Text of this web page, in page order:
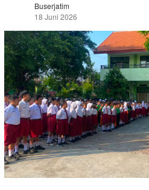
Buserjatim
18 Juni 2026